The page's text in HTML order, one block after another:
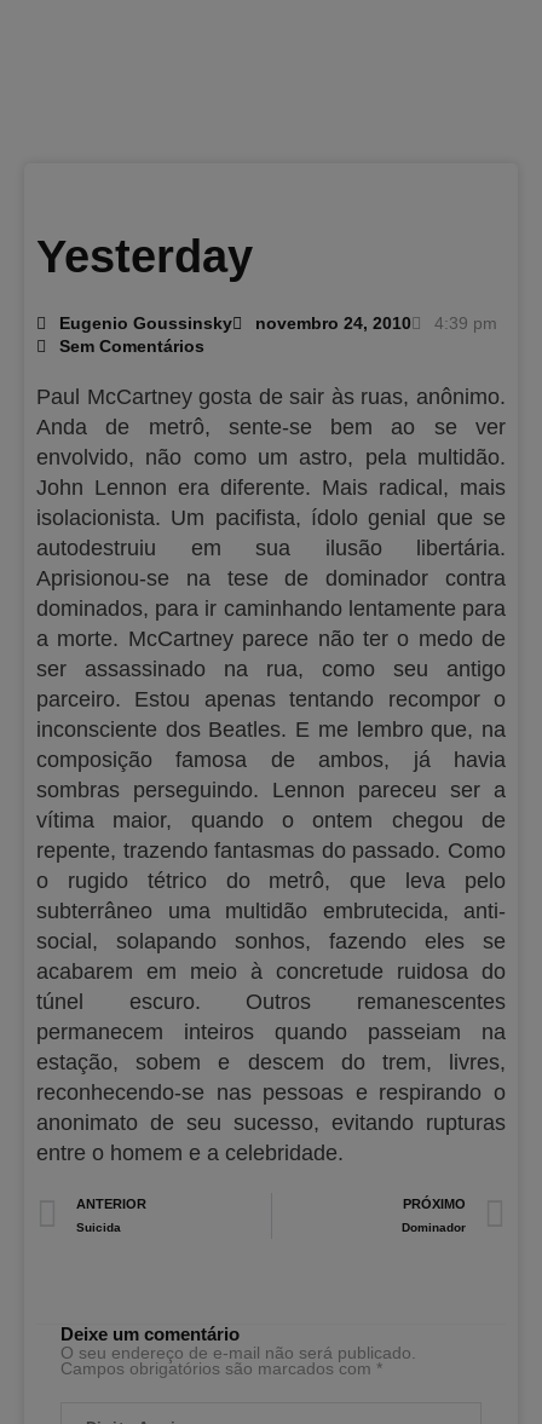
Yesterday
Eugenio Goussinsky novembro 24, 2010
4:39 pm
Sem Comentários
Paul McCartney gosta de sair às ruas, anônimo.
Anda de metrô, sente-se bem ao se ver
envolvido, não como um astro, pela multidão.
John Lennon era diferente. Mais radical, mais
isolacionista. Um pacifista, ídolo genial que se
autodestruiu em sua ilusão libertária.
Aprisionou-se na tese de dominador contra
dominados, para ir caminhando lentamente para
a morte. McCartney parece não ter o medo de
ser assassinado na rua, como seu antigo
parceiro. Estou apenas tentando recompor o
inconsciente dos Beatles. E me lembro que, na
composição famosa de ambos, já havia
sombras perseguindo. Lennon pareceu ser a
vítima maior, quando o ontem chegou de
repente, trazendo fantasmas do passado. Como
o rugido tétrico do metrô, que leva pelo
subterrâneo uma multidão embrutecida, anti-
social, solapando sonhos, fazendo eles se
acabarem em meio à concretude ruidosa do
túnel escuro. Outros remanescentes
permanecem inteiros quando passeiam na
estação, sobem e descem do trem, livres,
reconhecendo-se nas pessoas e respirando o
anonimato de seu sucesso, evitando rupturas
entre o homem e a celebridade.
Prev
ANTERIOR
Suicida
PRÓXIMO
Dominador
Deixe um comentário
O seu endereço de e-mail não será publicado.
Campos obrigatórios são marcados com *